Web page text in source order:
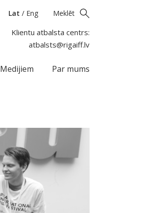
Lat / Eng Meklēt
Klientu atbalsta centrs:
atbalsts@rigaiff.lv
Medijiem Par mums